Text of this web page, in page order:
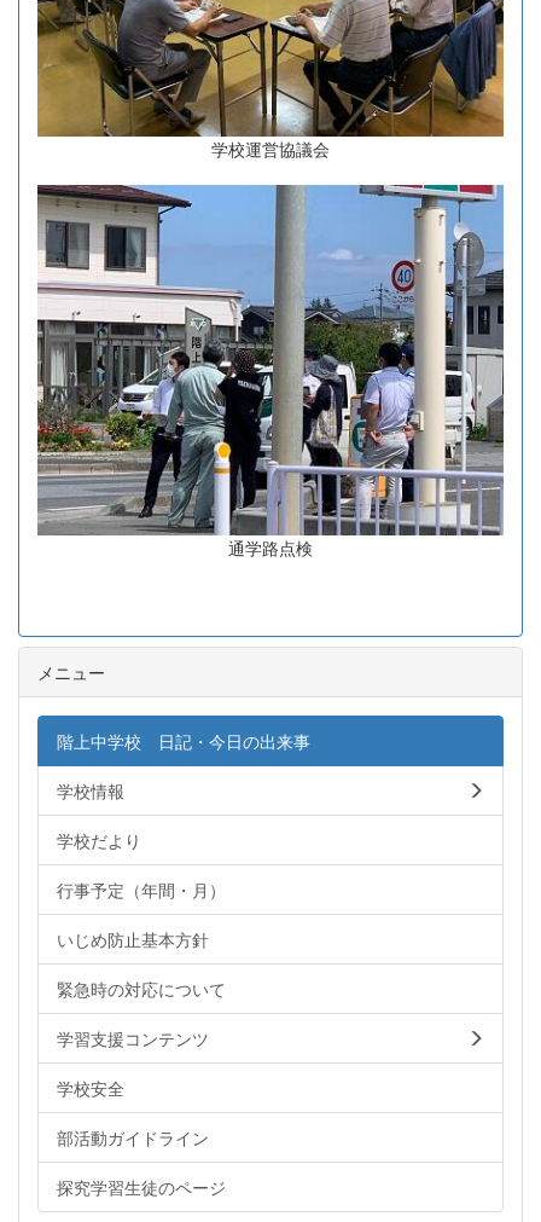
学校運営協議会
通学路点検
メニュー
階上中学校 日記・今日の出来事
学校情報
学校だより
行事予定（年間・月）
いじめ防止基本方針
緊急時の対応について
学習支援コンテンツ
学校安全
部活動ガイドライン
探究学習生徒のページ